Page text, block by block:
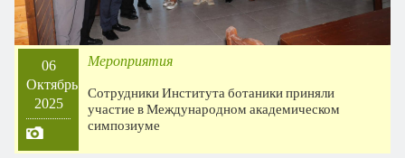
06
Октябрь
2025
Мероприятия
Сотрудники Института ботаники приняли
участие в Международном академическом
симпозиуме